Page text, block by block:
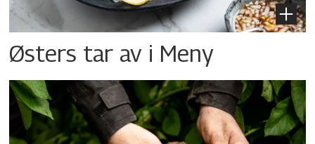
Østers tar av i Meny